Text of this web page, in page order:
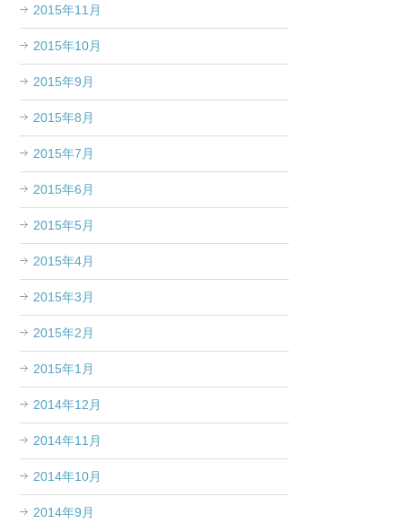
2015年11月
2015年10月
2015年9月
2015年8月
2015年7月
2015年6月
2015年5月
2015年4月
2015年3月
2015年2月
2015年1月
2014年12月
2014年11月
2014年10月
2014年9月